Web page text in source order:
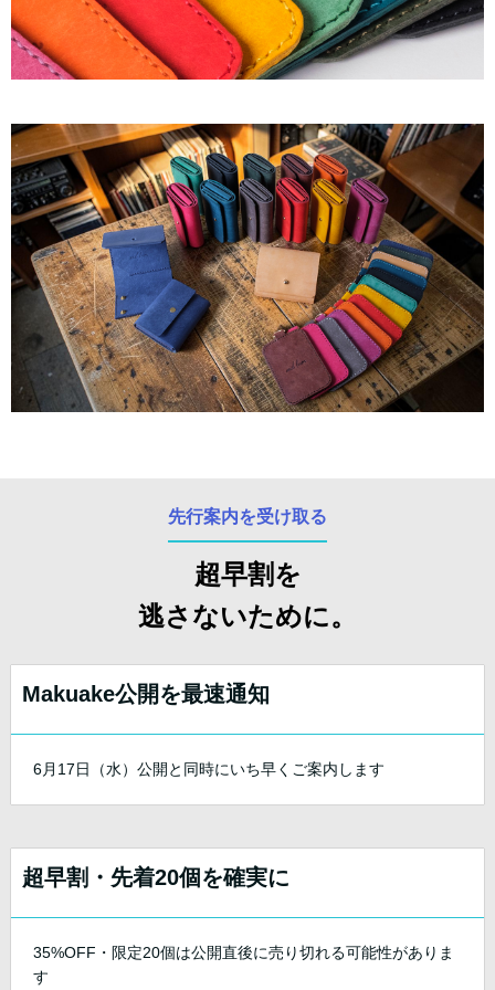
先行案内を受け取る
超早割を
逃さないために。
Makuake公開を最速通知
6月17日（水）公開と同時にいち早くご案内します
超早割・先着20個を確実に
35%OFF・限定20個は公開直後に売り切れる可能性がありま
す